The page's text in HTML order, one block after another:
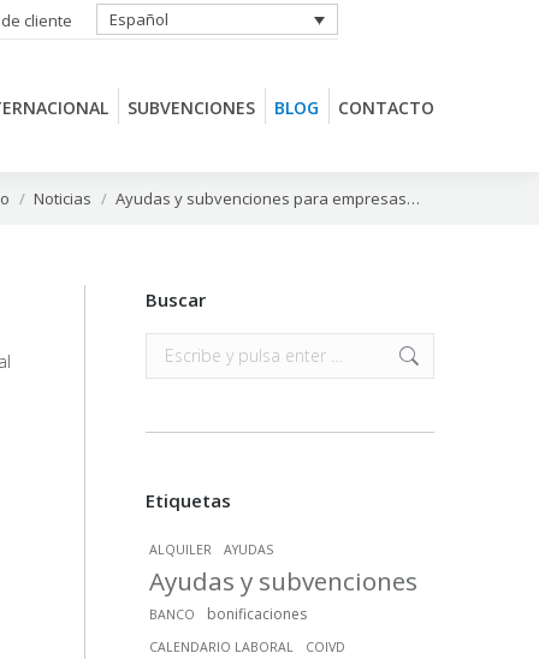
cliente Español
SUBVENCIONES BLOG CONTACTO
aquí:Noticias Ayudas y subvenciones para empresas…
Buscar
Buscar:
Etiquetas
ALQUILER AYUDAS
Ayudas y subvenciones
BANCO bonificaciones
CALENDARIO LABORAL COIVD